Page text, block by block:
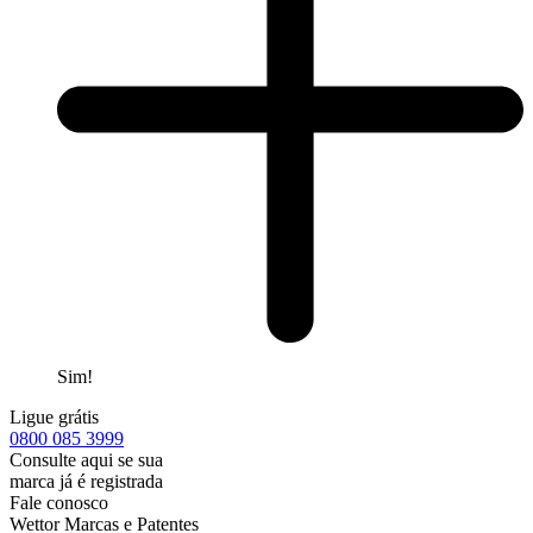
Sim!
Ligue grátis
0800 085 3999
Consulte aqui se sua
marca já é registrada
Fale conosco
Wettor Marcas e Patentes